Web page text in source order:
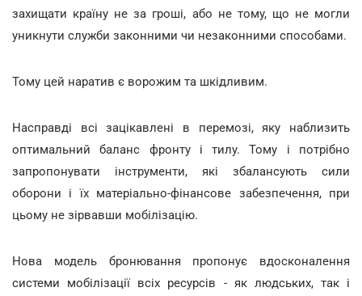
захищати країну не за гроші, або не тому, що не могли
уникнути служби законними чи незаконними способами.
Тому цей наратив є ворожим та шкідливим.
Насправді всі зацікавлені в перемозі, яку наблизить
оптимальний баланс фронту і тилу. Тому і потрібно
запропонувати інструменти, які збалансують сили
оборони і їх матеріально-фінансове забезпечення, при
цьому не зірвавши мобілізацію.
Нова модель бронювання пропонує вдосконалення
системи мобілізації всіх ресурсів - як людських, так і